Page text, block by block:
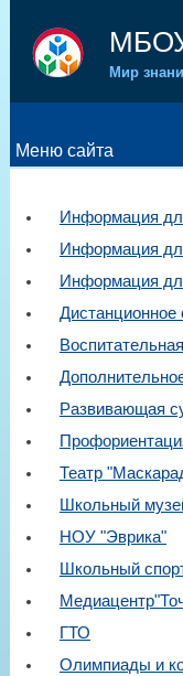
Мир
Меню сайта
Информация
Информация
Информация
Дистанционное
Развивающая
Театр
Школьный
НОУ "Эврика"
Школьный
ГТО
Олимпиады и